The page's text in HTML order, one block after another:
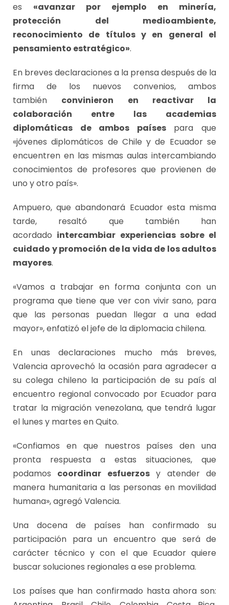
es «avanzar por ejemplo en minería,
protección del medioambiente,
reconocimiento de títulos y en general el
pensamiento estratégico».
En breves declaraciones a la prensa después de la
firma de los nuevos convenios, ambos
también convinieron en reactivar la
colaboración entre las academias
diplomáticas de ambos paísespara que
«jóvenes diplomáticos de Chile y de Ecuador se
encuentren en las mismas aulas intercambiando
conocimientos de profesores que provienen de
uno y otro país».
Ampuero, que abandonará Ecuador esta misma
tarde, resaltó que también han
acordado intercambiar experiencias sobre el
cuidado y promoción de la vida de los adultos
mayores.
«Vamos a trabajar en forma conjunta con un
programa que tiene que ver con vivir sano, para
que las personas puedan llegar a una edad
mayor», enfatizó el jefe de la diplomacia chilena.
En unas declaraciones mucho más breves,
Valencia aprovechó la ocasión para agradecer a
su colega chileno la participación de su país al
encuentro regional convocado por Ecuador para
tratar la migración venezolana, que tendrá lugar
el lunes y martes en Quito.
«Confiamos en que nuestros países den una
pronta respuesta a estas situaciones, que
podamos coordinar esfuerzosy atender de
manera humanitaria a las personas en movilidad
humana», agregó Valencia.
Una docena de países han confirmado su
participación para un encuentro que será de
carácter técnico y con el que Ecuador quiere
buscar soluciones regionales a ese problema.
Los países que han confirmado hasta ahora son: